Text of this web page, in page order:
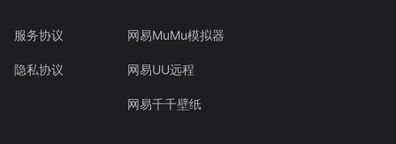
服务协议
隐私协议
网易MuMu模拟器
网易UU远程
网易千千壁纸